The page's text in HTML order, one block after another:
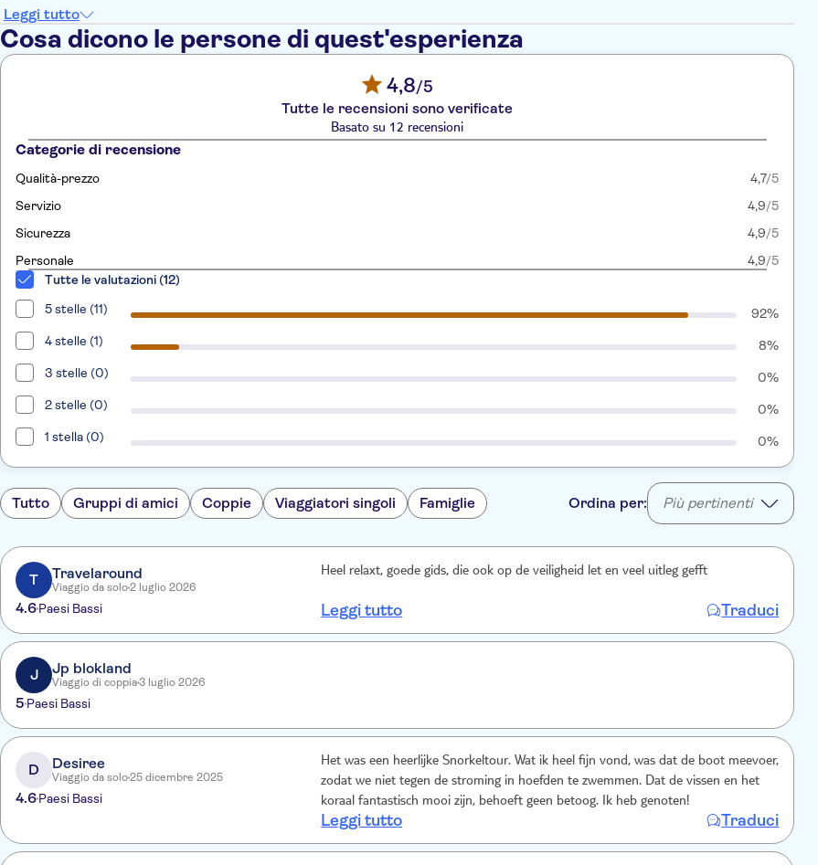
Leggi tutto
Cosa dicono le persone di quest'esperienza
4,8/5
Tutte le recensioni sono verificate
Basato su 12 recensioni
Categorie di recensione
Qualità-prezzo 4,7/5
Servizio
4,9/5
Sicurezza
4,9/5
Personale
4,9/5
Tutte le valutazioni (12)
5 stelle (11)
92%
4 stelle (1)
8%
3 stelle (0)
0%
2 stelle (0)
0%
1 stella (0)
0%
Tutto Gruppi di amici Coppie Viaggiatori singoli Famiglie Ordina per: Più pertinenti
T Travelaround
Viaggio da solo2 luglio 2026
4.6Paesi Bassi
Heel relaxt, goede gids, die ook op de veiligheid let en veel uitleg gefft
Leggi tutto Traduci
J Jp blokland
Viaggio di coppia3 luglio 2026
5 Paesi Bassi
D Desiree
Viaggio da solo25 dicembre 2025
4.6Paesi Bassi
Het was een heerlijke Snorkeltour. Wat ik heel fijn vond, was dat de boot meevoer,
zodat we niet tegen de stroming in hoefden te zwemmen. Dat de vissen en het
koraal fantastisch mooi zijn, behoeft geen betoog. Ik heb genoten!
Leggi tutto Traduci